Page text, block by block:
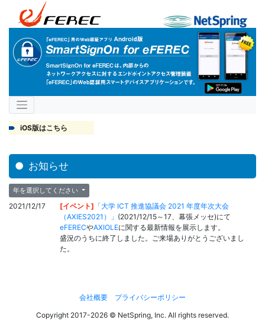
iOS版はこちら
お知らせ
年を選択してください
2021/12/17 [イベント] 「大学 ICT 推進協議会 2021 年度年次大会
（AXIES2021）」 (2021/12/15～17、幕張メッセ)にて
eFERECやAXIOLEに関する最新情報を展示します。
盛況のうちに終了しました。ご来場ありがとうございまし
た。
会社概要
プライバシーポリシー
Copyright 2017-2026 © NetSpring, Inc. All rights reserved.